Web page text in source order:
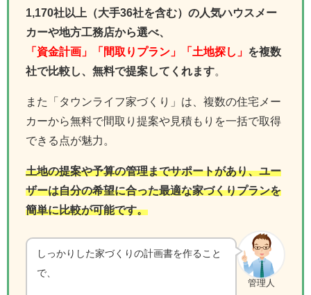
1,170社以上（大手36社を含む）の人気ハウスメー
カーや地方工務店から選べ、
「資金計画」「間取りプラン」「土地探し」 を複数
社で比較し、無料で提案してくれます
また「タウンライフ家づくり」は、複数の住宅メー
カーから無料で間取り提案や見積もりを一括で取得
できる点が魅力。
土地の提案や予算の管理までサポートがあり、ユー
ザーは自分の希望に合った最適な家づくりプランを
簡単に比較が可能です。
管理人
しっかりした家づくりの計画書を作ること
で、